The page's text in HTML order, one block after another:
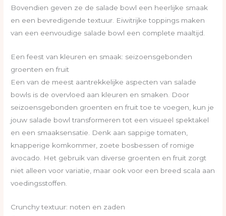
Bovendien geven ze de salade bowl een heerlijke smaak
en een bevredigende textuur. Eiwitrijke toppings maken
van een eenvoudige salade bowl een complete maaltijd.
Een feest van kleuren en smaak: seizoensgebonden
groenten en fruit
Een van de meest aantrekkelijke aspecten van salade
bowls is de overvloed aan kleuren en smaken. Door
seizoensgebonden groenten en fruit toe te voegen, kun je
jouw salade bowl transformeren tot een visueel spektakel
en een smaaksensatie. Denk aan sappige tomaten,
knapperige komkommer, zoete bosbessen of romige
avocado. Het gebruik van diverse groenten en fruit zorgt
niet alleen voor variatie, maar ook voor een breed scala aan
voedingsstoffen.
Crunchy textuur: noten en zaden